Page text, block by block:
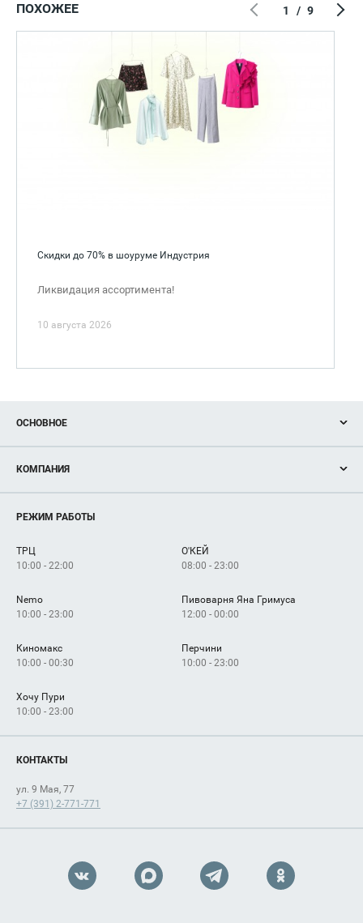
ПОХОЖЕЕ
Скидки до 70% в шоуруме Индустрия
Ликвидация ассортимента!
10 августа 2026
1 / 9
ОСНОВНОЕ
Новости
Магазины
Услуги
КОМПАНИЯ
Рекламодателям
Как добраться
РЕЖИМ РАБОТЫ
ТРЦ
10:00 - 22:00
О'КЕЙ
08:00 - 23:00
Nemo
10:00 - 23:00
Пивоварня Яна Гримуса
12:00 - 00:00
Киномакс
10:00 - 00:30
Перчини
10:00 - 23:00
Хочу Пури
10:00 - 23:00
КОНТАКТЫ
ул. 9 Мая, 77
+7 (391) 2-771-771